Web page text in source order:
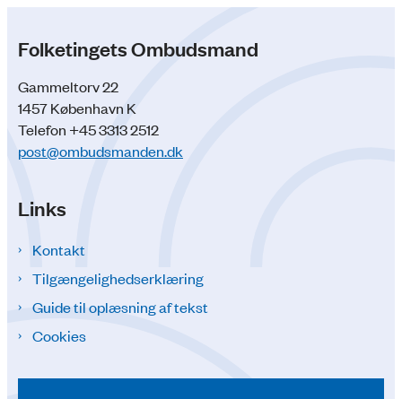
Folketingets Ombudsmand
Gammeltorv 22
1457 København K
Telefon +45 3313 2512
post@ombudsmanden.dk
Links
Kontakt
Tilgængelighedserklæring
Guide til oplæsning af tekst
Cookies